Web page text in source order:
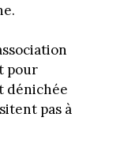
pour
dénichée
pas à